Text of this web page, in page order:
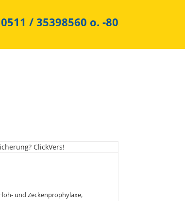
0511 / 35398560 o. -80
und Zeckenprophylaxe,